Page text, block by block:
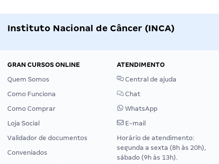
Instituto Nacional de Câncer (INCA)
GRAN CURSOS ONLINE
Quem Somos
Como Funciona
Como Comprar
Loja Social
Validador de documentos
Conveniados
ATENDIMENTO
Central de ajuda
Chat
WhatsApp
E-mail
Horário de atendimento:
segunda a sexta (8h às 20h),
sábado (9h às 13h).